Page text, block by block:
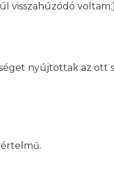
visszahúzódó voltam.)
nyújtottak az ott